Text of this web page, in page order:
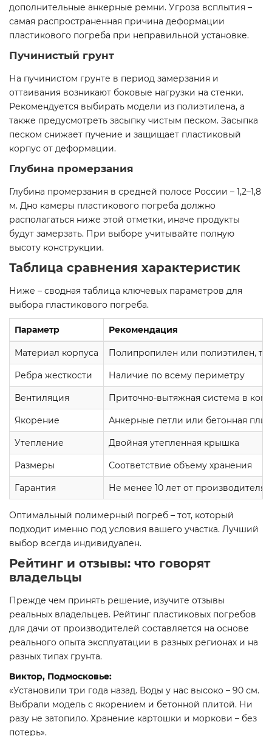
дополнительные анкерные ремни. Угроза всплытия –
самая распространенная причина деформации
пластикового погреба при неправильной установке.
Пучинистый грунт
На пучинистом грунте в период замерзания и
оттаивания возникают боковые нагрузки на стенки.
Рекомендуется выбирать модели из полиэтилена, а
также предусмотреть засыпку чистым песком. Засыпка
песком снижает пучение и защищает пластиковый
корпус от деформации.
Глубина промерзания
Глубина промерзания в средней полосе России – 1,2–1,8
м. Дно камеры пластикового погреба должно
располагаться ниже этой отметки, иначе продукты
будут замерзать. При выборе учитывайте полную
высоту конструкции.
Таблица сравнения характеристик
Ниже – сводная таблица ключевых параметров для
выбора пластикового погреба.
Параметр Рекомендация
Материал корпуса Полипропилен или полиэтилен,
Ребра жесткости Наличие по всему периметру
Вентиляция Приточно-вытяжная система в
Якорение Анкерные петли или бетонная
Утепление Двойная утепленная крышка
Размеры Соответствие объему хранения
Гарантия Не менее 10 лет от производителя
Оптимальный полимерный погреб – тот, который
подходит именно под условия вашего участка. Лучший
выбор всегда индивидуален.
Рейтинг и отзывы: что говорят
владельцы
Прежде чем принять решение, изучите отзывы
реальных владельцев. Рейтинг пластиковых погребов
для дачи от производителей составляется на основе
реального опыта эксплуатации в разных регионах и на
разных типах грунта.
Виктор, Подмосковье:
«Установили три года назад. Воды у нас высоко – 90 см.
Выбрали модель с якорением и бетонной плитой. Ни
разу не затопило. Хранение картошки и моркови – без
потерь».